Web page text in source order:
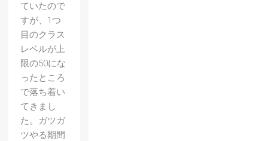
ていたので
すが、1つ
目のクラス
レベルが上
限の50にな
ったところ
で落ち着い
てきまし
た。ガツガ
ツやる期間